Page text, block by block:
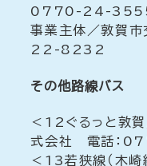
0770-24-
事業主体／敦賀
22-8232
その他路線バス
＜12ぐるっと敦
式会社 電話：
＜13若狭線（木崎